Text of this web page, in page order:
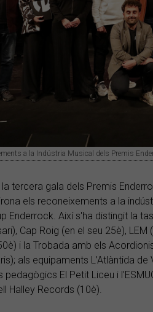
a la Indústria Musical dels Premis
tercera gala dels Premis
els reconeixements a la
Enderrock. Així s'ha distingit la
Cap Roig (en el seu 25è),
i la Trobada amb els
als equipaments L’Atlàntida
El Petit Liceu i
Halley Records (10è).